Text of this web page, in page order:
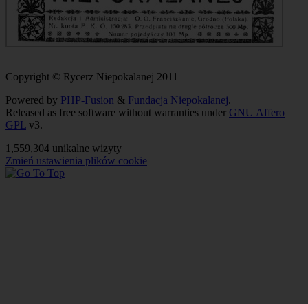
Copyright © Rycerz Niepokalanej 2011
Powered by PHP-Fusion & Fundacja Niepokalanej.
Released as free software without warranties under GNU Affero
GPL v3.
1,559,304 unikalne wizyty
Zmień ustawienia plików cookie